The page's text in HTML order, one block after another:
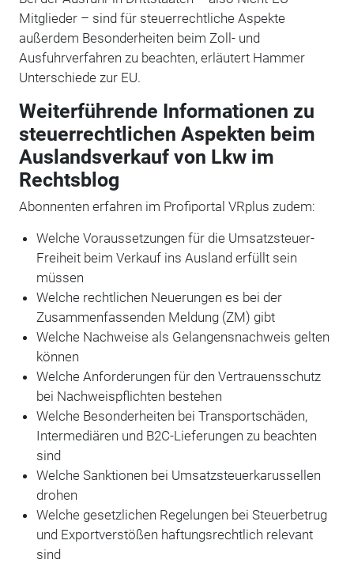
Mitglieder – sind für steuerrechtliche Aspekte
außerdem Besonderheiten beim Zoll- und
Ausfuhrverfahren zu beachten, erläutert Hammer
Unterschiede zur EU.
Weiterführende Informationen zu
steuerrechtlichen Aspekten beim
Auslandsverkauf von Lkw im
Rechtsblog
Abonnenten erfahren im Profiportal VRplus zudem:
Welche Voraussetzungen für die Umsatzsteuer-
Freiheit beim Verkauf ins Ausland erfüllt sein
müssen
Welche rechtlichen Neuerungen es bei der
Zusammenfassenden Meldung (ZM) gibt
Welche Nachweise als Gelangensnachweis gelten
können
Welche Anforderungen für den Vertrauensschutz
bei Nachweispflichten bestehen
Welche Besonderheiten bei Transportschäden,
Intermediären und B2C-Lieferungen zu beachten
sind
Welche Sanktionen bei Umsatzsteuerkarussellen
drohen
Welche gesetzlichen Regelungen bei Steuerbetrug
und Exportverstößen haftungsrechtlich relevant
sind